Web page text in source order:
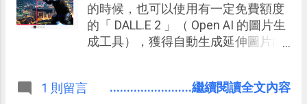
的時候，也可以使用有一定免費額度
的「 DALL.E 2 」（ Open AI 的圖片生
成工具），獲得自動生成延伸圖片內
1 則留言 ........................繼續閱讀全文內容